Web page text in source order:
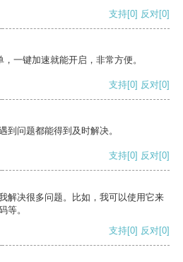
支持[0] 反对[0]
一键加速就能开启，非常方便。
支持[0] 反对[0]
到问题都能得到及时解决。
支持[0] 反对[0]
解决很多问题。比如，我可以使用它来
等。
支持[0] 反对[0]